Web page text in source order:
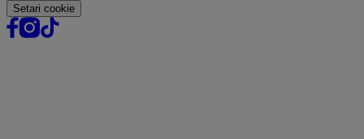
Setari cookie